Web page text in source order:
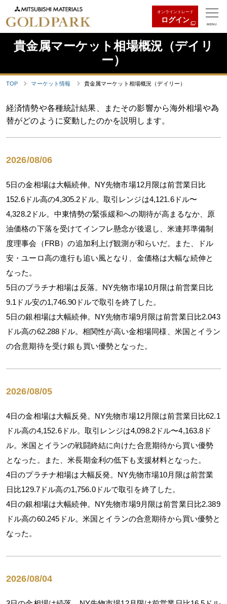
オンライントレード
ログイン
MENU
貴金属マーケット相場概況（デイリ
ー）
TOP マーケット情報 貴金属マーケット相場概況（デイリー）
経済情勢や各種統計結果、またその影響から海外相場や為
替がどのように変動したのかを説明します。
2026/08/06
5日の金相場は大幅続伸。NY先物市場12月限は前営業日比
152.6ドル高の4,305.2ドル。取引レンジは4,121.6ドル〜
4,328.2ドル。中東情勢の緊張緩和への期待が高まるなか、原
油価格の下落を受けてインフレ懸念が後退し、米連邦準備制
度理事会（FRB）の追加利上げ観測が和らいだ。また、ドル
安・ユーロ高の進行も追い風となり、金価格は大幅な続伸と
なった。
5日のプラチナ相場は反落。NY先物市場10月限は前営業日比
9.1ドル安の1,746.90ドルで取引を終了した。
5日の銀相場は大幅続伸。NY先物市場9月限は前営業日比2.043
ドル高の62.288ドル。相関性が高い金相場同様、米国とイラン
の合意期待を受け銀も買い優勢となった。
2026/08/05
4日の金相場は大幅反発。NY先物市場12月限は前営業日比62.1
ドル高の4,152.6ドル。取引レンジは4,098.2ドル〜4,163.8ド
ル。米国とイランの戦闘終結に向けた合意期待から買い優勢
となった。また、米長期金利の低下も支援材料となった。
4日のプラチナ相場は大幅反発。NY先物市場10月限は前営業
日比129.7ドル高の1,756.0ドルで取引を終了した。
4日の銀相場は大幅続伸。NY先物市場9月限は前営業日比2.389
ドル高の60.245ドル。米国とイランの合意期待から買い優勢と
なった。
2026/08/04